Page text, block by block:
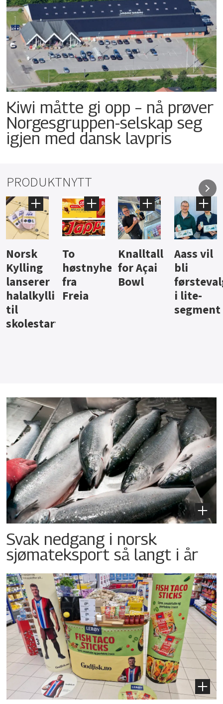
Kiwi måtte gi opp – nå prøver
Norgesgruppen-selskap seg
igjen med dansk lavpris
PRODUKTNYTT
Knalltall
for Açai
Bowl
Aass vil
bli
førstevalg
i lite-
Brus og
jus fra
Berentsen
Hard
iste fra
Hansa
Svak nedgang i norsk
sjømateksport så langt i år